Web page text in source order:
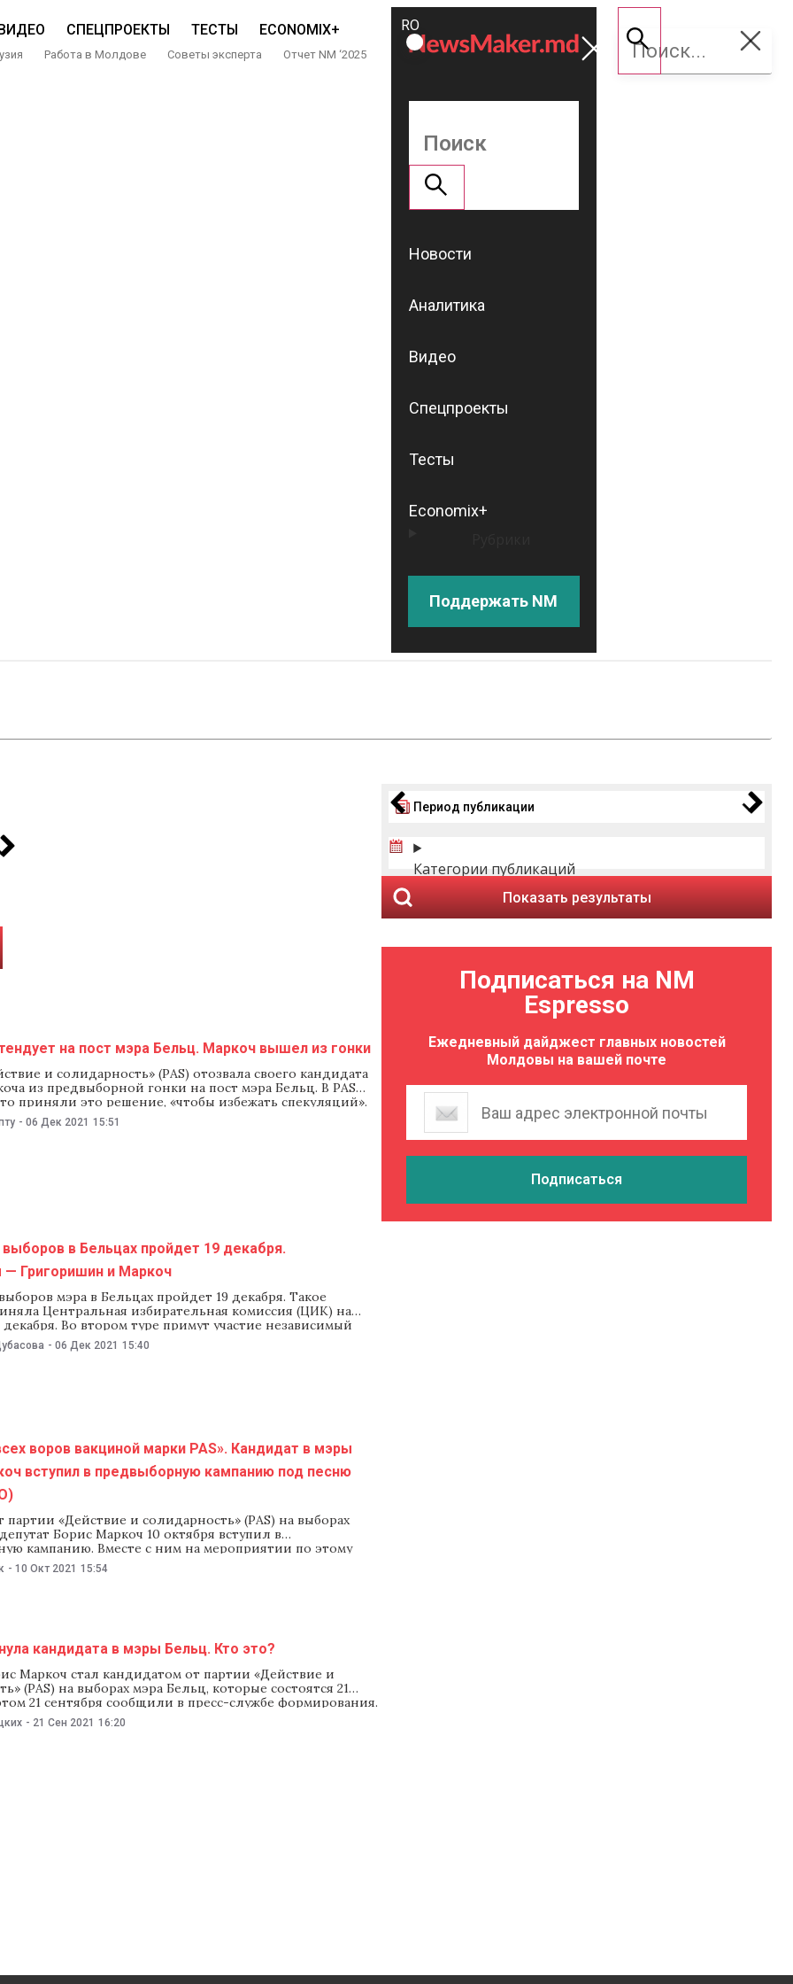
СПЕЦПРОЕКТЫ ТЕСТЫ ECONOMIX+
Работа в Молдове Советы эксперта Отчет NM ‘2025
ROMÂNĂ
RU
Поддержать
NM
Новости
Аналитика
Видео
Спецпроекты
Тесты
Economix+
Поддержать NM
на пост мэра Бельц. Маркоч вышел из гонки
и солидарность» (PAS) отозвала своего кандидата
из предвыборной гонки на пост мэра Бельц. В PAS
приняли это решение, «чтобы избежать спекуляций».
ЦИК принял решение провести 19 декабря в Бельцах
с участием независимого кандидата Николая
- 06 Дек 2021 15:51
выборов в Бельцах пройдет 19 декабря.
Григоришин и Маркоч
мэра в Бельцах пройдет 19 декабря. Такое
Центральная избирательная комиссия (ЦИК) на
Во втором туре примут участие независимый
Григоришин и кандидат от партии «Действие и
(PAS) Борис Маркоч. За это решение проголосовали
- 06 Дек 2021 15:40
воров вакциной марки PAS». Кандидат в мэры
вступил в предвыборную кампанию под песню
партии «Действие и солидарность» (PAS) на выборах
Борис Маркоч 10 октября вступил в
кампанию. Вместе с ним на мероприятии по этому
и депутаты от PAS, включая спикера Игоря
и сторонники PAS прошлись по городу с
- 10 Окт 2021 15:54
кандидата в мэры Бельц. Кто это?
Маркоч стал кандидатом от партии «Действие и
(PAS) на выборах мэра Бельц, которые состоятся 21
21 сентября сообщили в пресс-службе формирования.
важность досрочных выборов в Бельцах — втором по
городе страны. Многочисленные проблемы города может
- 21 Сен 2021 16:20
Период публикации
Категории публикаций
Показать результаты
Подписаться на NM
Espresso
Ежедневный дайджест главных новостей
Молдовы на вашей почте